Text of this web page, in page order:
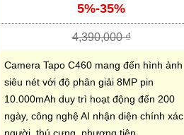
5%-35%
4,390,000 ₫
Camera Tapo C460 mang đến hình ảnh
siêu nét với độ phân giải 8MP pin
10.000mAh duy trì hoạt động đến 200
ngày, công nghệ AI nhận diện chính xác
người, thú cưng, phương tiện